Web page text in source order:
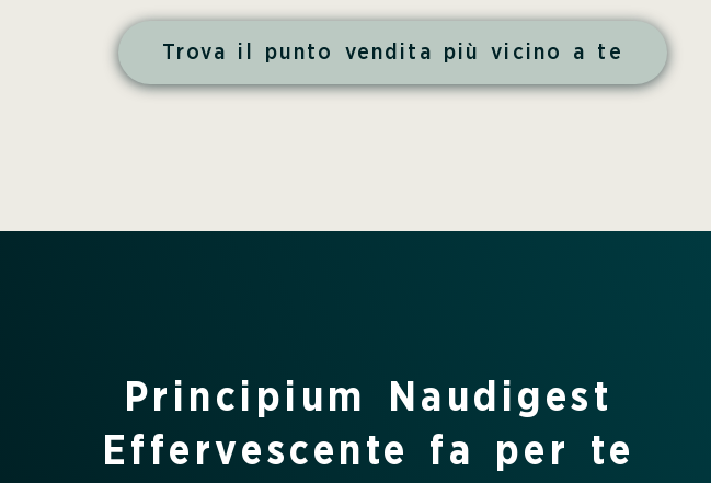
Trova il punto vendita più vicino a te
Principium Naudigest
Effervescente fa per te